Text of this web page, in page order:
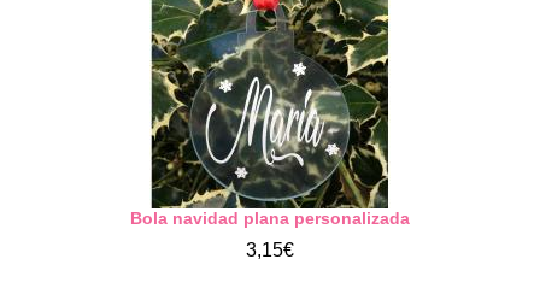
Bola navidad plana personalizada
3,15€